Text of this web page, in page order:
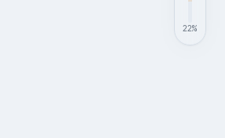
22%